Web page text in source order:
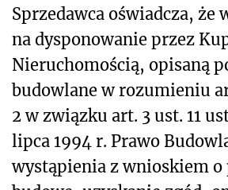
Sprzedawca oświadcza, że
na dysponowanie przez
Nieruchomością, opisaną
budowlane w rozumieniu
2 w związku art. 3 ust. 11
lipca 1994 r. Prawo
wystąpienia z wnioskiem o